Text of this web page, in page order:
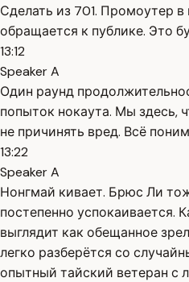
Сделать из 701. Промоутер в
обращается к публике. Это
13:12
Speaker A
Один раунд
попыток нокаута. Мы здесь,
не причинять вред. Всё
13:22
Speaker A
Нонгмай кивает. Брюс Ли
постепенно успокаивается.
выглядит как обещанное
легко разберётся со
опытный тайский ветеран с